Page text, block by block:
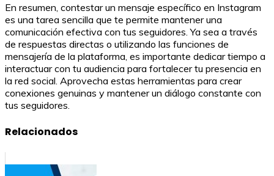
En resumen, contestar un mensaje específico en Instagram
es una tarea sencilla que te permite mantener una
comunicación efectiva con tus seguidores. Ya sea a través
de respuestas directas o utilizando las funciones de
mensajería de la plataforma, es importante dedicar tiempo a
interactuar con tu audiencia para fortalecer tu presencia en
la red social. Aprovecha estas herramientas para crear
conexiones genuinas y mantener un diálogo constante con
tus seguidores.
Relacionados